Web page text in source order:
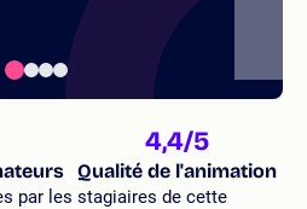
4,4/5
Qualité de l'animation
par les stagiaires de cette